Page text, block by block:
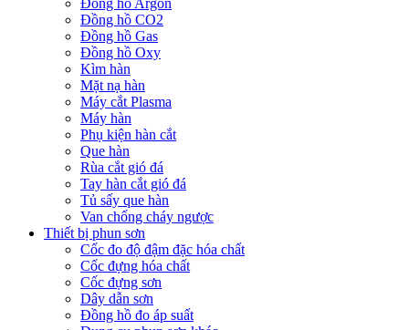
Đồng hồ CO2
Đồng hồ Gas
Đồng hồ Oxy
Kìm hàn
Mặt nạ hàn
Máy cắt Plasma
Máy hàn
Phụ kiện hàn cắt
Que hàn
Rùa cắt gió đá
Tay hàn cắt gió đá
Tủ sấy que hàn
Van chống cháy ngược
Thiết bị phun sơn
Cốc đo độ đậm đặc hóa chất
Cốc đựng hóa chất
Cốc đựng sơn
Dây dẫn sơn
Đồng hồ đo áp suất